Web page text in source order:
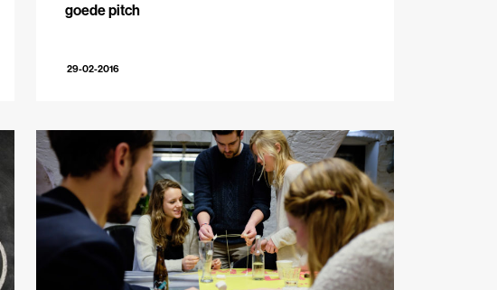
goede pitch
29-02-2016